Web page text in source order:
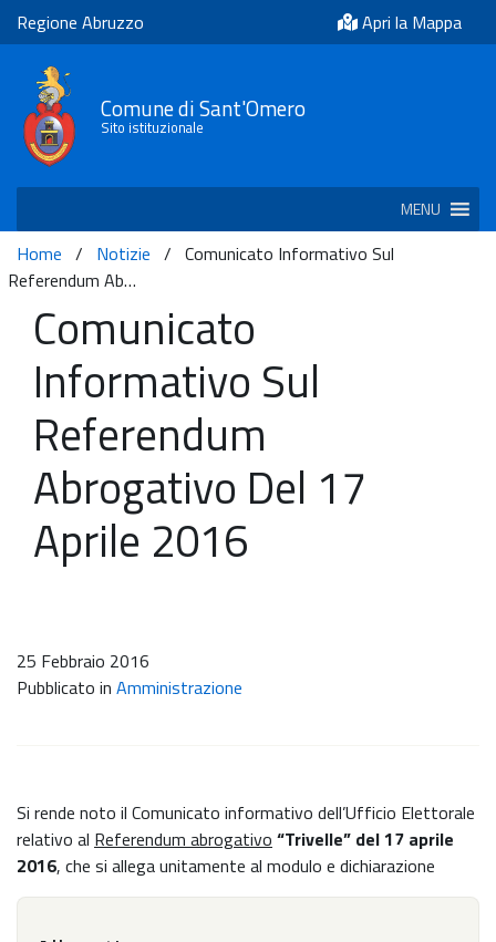
Regione Abruzzo Apri la Mappa
Comune di Sant'Omero
Sito istituzionale
MENU
Home / Notizie / Comunicato Informativo Sul
Referendum Ab…
Comunicato
Informativo Sul
Referendum
Abrogativo Del 17
Aprile 2016
25 Febbraio 2016
Pubblicato in Amministrazione
Si rende noto il Comunicato informativo dell’Ufficio Elettorale
relativo al Referendum abrogativo “Trivelle” del 17 aprile
2016, che si allega unitamente al modulo e dichiarazione